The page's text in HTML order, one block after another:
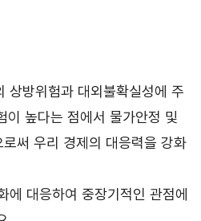
방위험과 대외불확실성에 주
이 높다는 점에서 물가안정 및
써 우리 경제의 대응력을 강화
대응하여 중장기적인 관점에